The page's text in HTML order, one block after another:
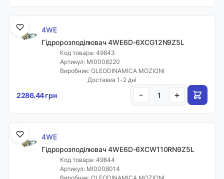
4WE
Гідророзподілювач 4WE6D-6XCG12N9Z5L
Код товара: 49843
Артикул: MI0008220
Виробник: OLEODINAMICA MOZIONI
Доставка 1-2 дні
2286.44 грн - +
4WE
Гідророзподілювач 4WE6D-6XCW110RN9Z5L
Код товара: 49844
Артикул: MI0008014